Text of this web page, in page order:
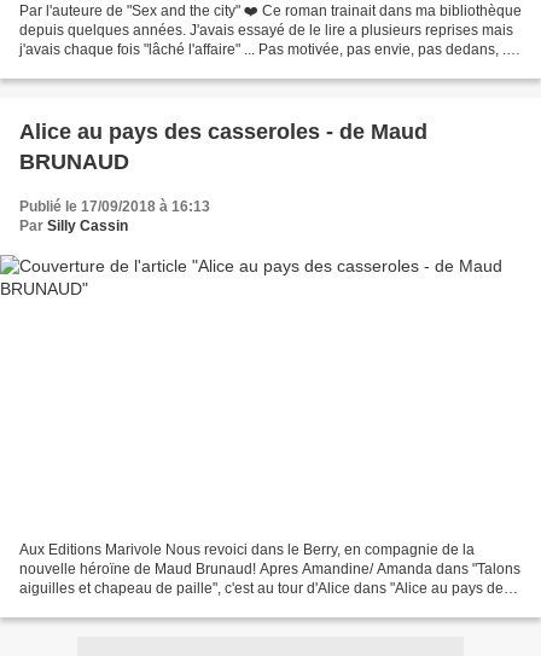
Par l'auteure de "Sex and the city" ❤️ Ce roman trainait dans ma bibliothèque
depuis quelques années. J'avais essayé de le lire a plusieurs reprises mais
j'avais chaque fois "lâché l'affaire" ... Pas motivée, pas envie, pas dedans, ...
Alice au pays des casseroles - de Maud
BRUNAUD
Publié le 17/09/2018 à 16:13
Par Silly Cassin
Aux Editions Marivole Nous revoici dans le Berry, en compagnie de la
nouvelle héroïne de Maud Brunaud! Apres Amandine/ Amanda dans "Talons
aiguilles et chapeau de paille", c'est au tour d'Alice dans "Alice au pays des